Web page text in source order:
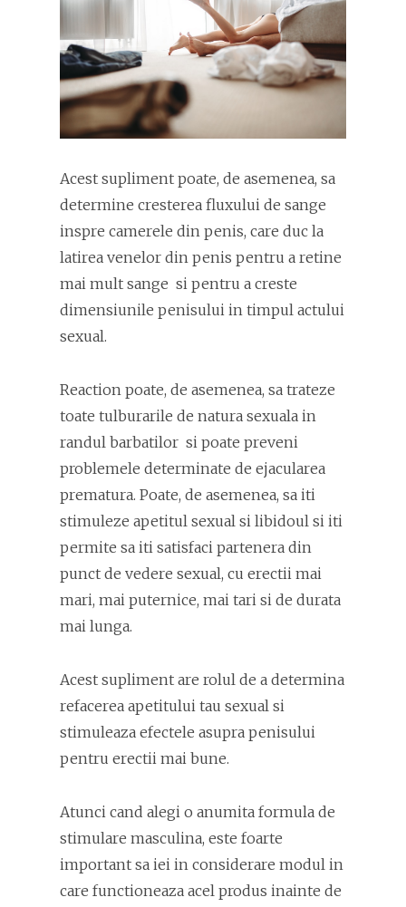
Acest supliment poate, de asemenea, sa
determine cresterea fluxului de sange
inspre camerele din penis, care duc la
latirea venelor din penis pentru a retine
mai mult sange si pentru a creste
dimensiunile penisului in timpul actului
sexual.
Reaction poate, de asemenea, sa trateze
toate tulburarile de natura sexuala in
randul barbatilor si poate preveni
problemele determinate de ejacularea
prematura. Poate, de asemenea, sa iti
stimuleze apetitul sexual si libidoul si iti
permite sa iti satisfaci partenera din
punct de vedere sexual, cu erectii mai
mari, mai puternice, mai tari si de durata
mai lunga.
Acest supliment are rolul de a determina
refacerea apetitului tau sexual si
stimuleaza efectele asupra penisului
pentru erectii mai bune.
Atunci cand alegi o anumita formula de
stimulare masculina, este foarte
important sa iei in considerare modul in
care functioneaza acel produs inainte de